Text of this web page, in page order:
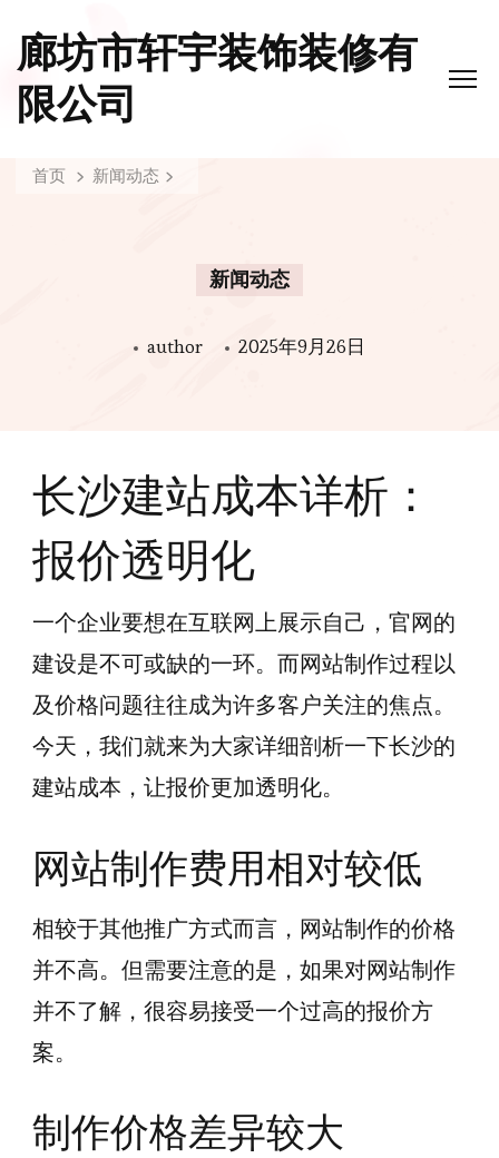
廊坊市轩宇装饰装修有
限公司
首页 新闻动态
新闻动态
author 2025年9月26日
长沙建站成本详析：
报价透明化
一个企业要想在互联网上展示自己，官网的
建设是不可或缺的一环。而网站制作过程以
及价格问题往往成为许多客户关注的焦点。
今天，我们就来为大家详细剖析一下长沙的
建站成本，让报价更加透明化。
网站制作费用相对较低
相较于其他推广方式而言，网站制作的价格
并不高。但需要注意的是，如果对网站制作
并不了解，很容易接受一个过高的报价方
案。
制作价格差异较大